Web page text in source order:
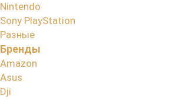
Nintendo
Sony PlayStation
Разные
Бренды
Amazon
Asus
Dji